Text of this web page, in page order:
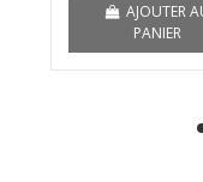
AJOUTER
PANIER